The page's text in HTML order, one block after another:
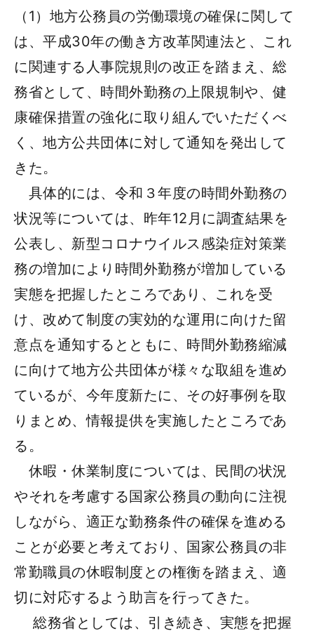
（1）地方公務員の労働環境の確保に関して
は、平成30年の働き方改革関連法と、これ
に関連する人事院規則の改正を踏まえ、総
務省として、時間外勤務の上限規制や、健
康確保措置の強化に取り組んでいただくべ
く、地方公共団体に対して通知を発出して
きた。
具体的には、令和３年度の時間外勤務の
状況等については、昨年12月に調査結果を
公表し、新型コロナウイルス感染症対策業
務の増加により時間外勤務が増加している
実態を把握したところであり、これを受
け、改めて制度の実効的な運用に向けた留
意点を通知するとともに、時間外勤務縮減
に向けて地方公共団体が様々な取組を進め
ているが、今年度新たに、その好事例を取
りまとめ、情報提供を実施したところであ
る。
休暇・休業制度については、民間の状況
やそれを考慮する国家公務員の動向に注視
しながら、適正な勤務条件の確保を進める
ことが必要と考えており、国家公務員の非
常勤職員の休暇制度との権衡を踏まえ、適
切に対応するよう助言を行ってきた。
総務省としては、引き続き、実態を把握